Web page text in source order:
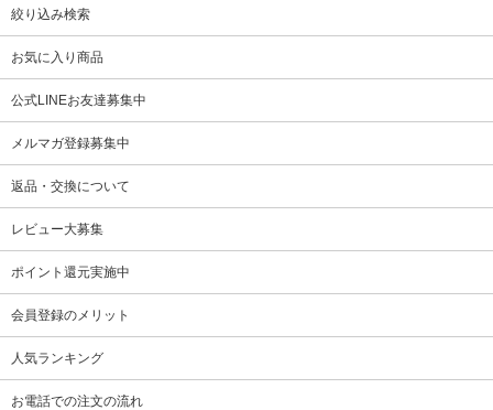
絞り込み検索
お気に入り商品
公式LINEお友達募集中
メルマガ登録募集中
返品・交換について
レビュー大募集
ポイント還元実施中
会員登録のメリット
人気ランキング
お電話での注文の流れ